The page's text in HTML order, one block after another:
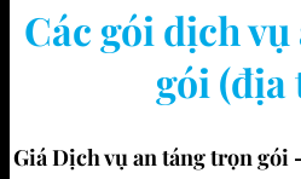
Các gói dịch
gói (địa
Giá Dịch vụ an táng trọn gói